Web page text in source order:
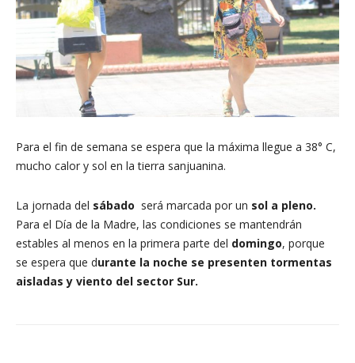
Para el fin de semana se espera que la máxima llegue a 38° C,
mucho calor y sol en la tierra sanjuanina.
La jornada del sábado será marcada por un sol a pleno.
Para el Día de la Madre, las condiciones se mantendrán
estables al menos en la primera parte del domingo, porque
se espera que durante la noche se presenten tormentas
aisladas y viento del sector Sur.